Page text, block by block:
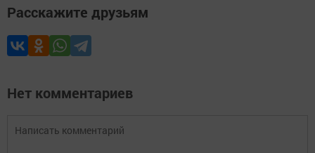
Расскажите друзьям
Нет комментариев